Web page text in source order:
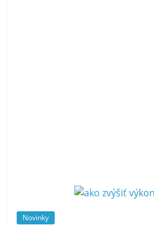
Novinky